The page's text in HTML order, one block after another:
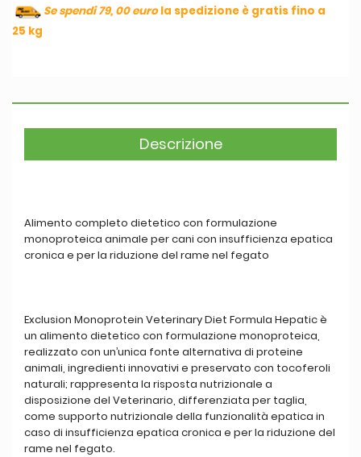
Se spendi 79, 00 eurola spedizione è gratis fino a
25 kg
Descrizione
Alimento completo dietetico con formulazione
monoproteica animale per cani con insufficienza epatica
cronica e per la riduzione del rame nel fegato
Exclusion Monoprotein Veterinary Diet Formula Hepatic è
un alimento dietetico con formulazione monoproteica,
realizzato con un’unica fonte alternativa di proteine
animali, ingredienti innovativi e preservato con tocoferoli
naturali; rappresenta la risposta nutrizionale a
disposizione del Veterinario, differenziata per taglia,
come supporto nutrizionale della funzionalità epatica in
caso di insufficienza epatica cronica e per la riduzione del
rame nel fegato.